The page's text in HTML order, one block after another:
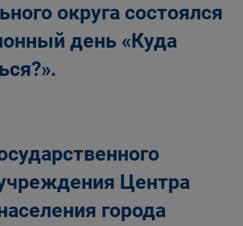
округа состоялся
день «Куда
Центра
города